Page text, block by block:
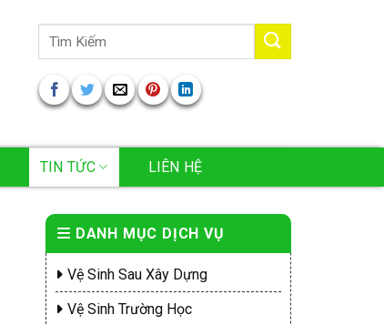
Tìm
TIN TỨC LIÊN HỆ
DANH MỤC DỊCH VỤ
Vệ Sinh Sau Xây Dựng
Vệ Sinh Trường Học